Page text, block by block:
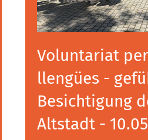
Voluntariat
llengües -
Besichtigung
Altstadt -